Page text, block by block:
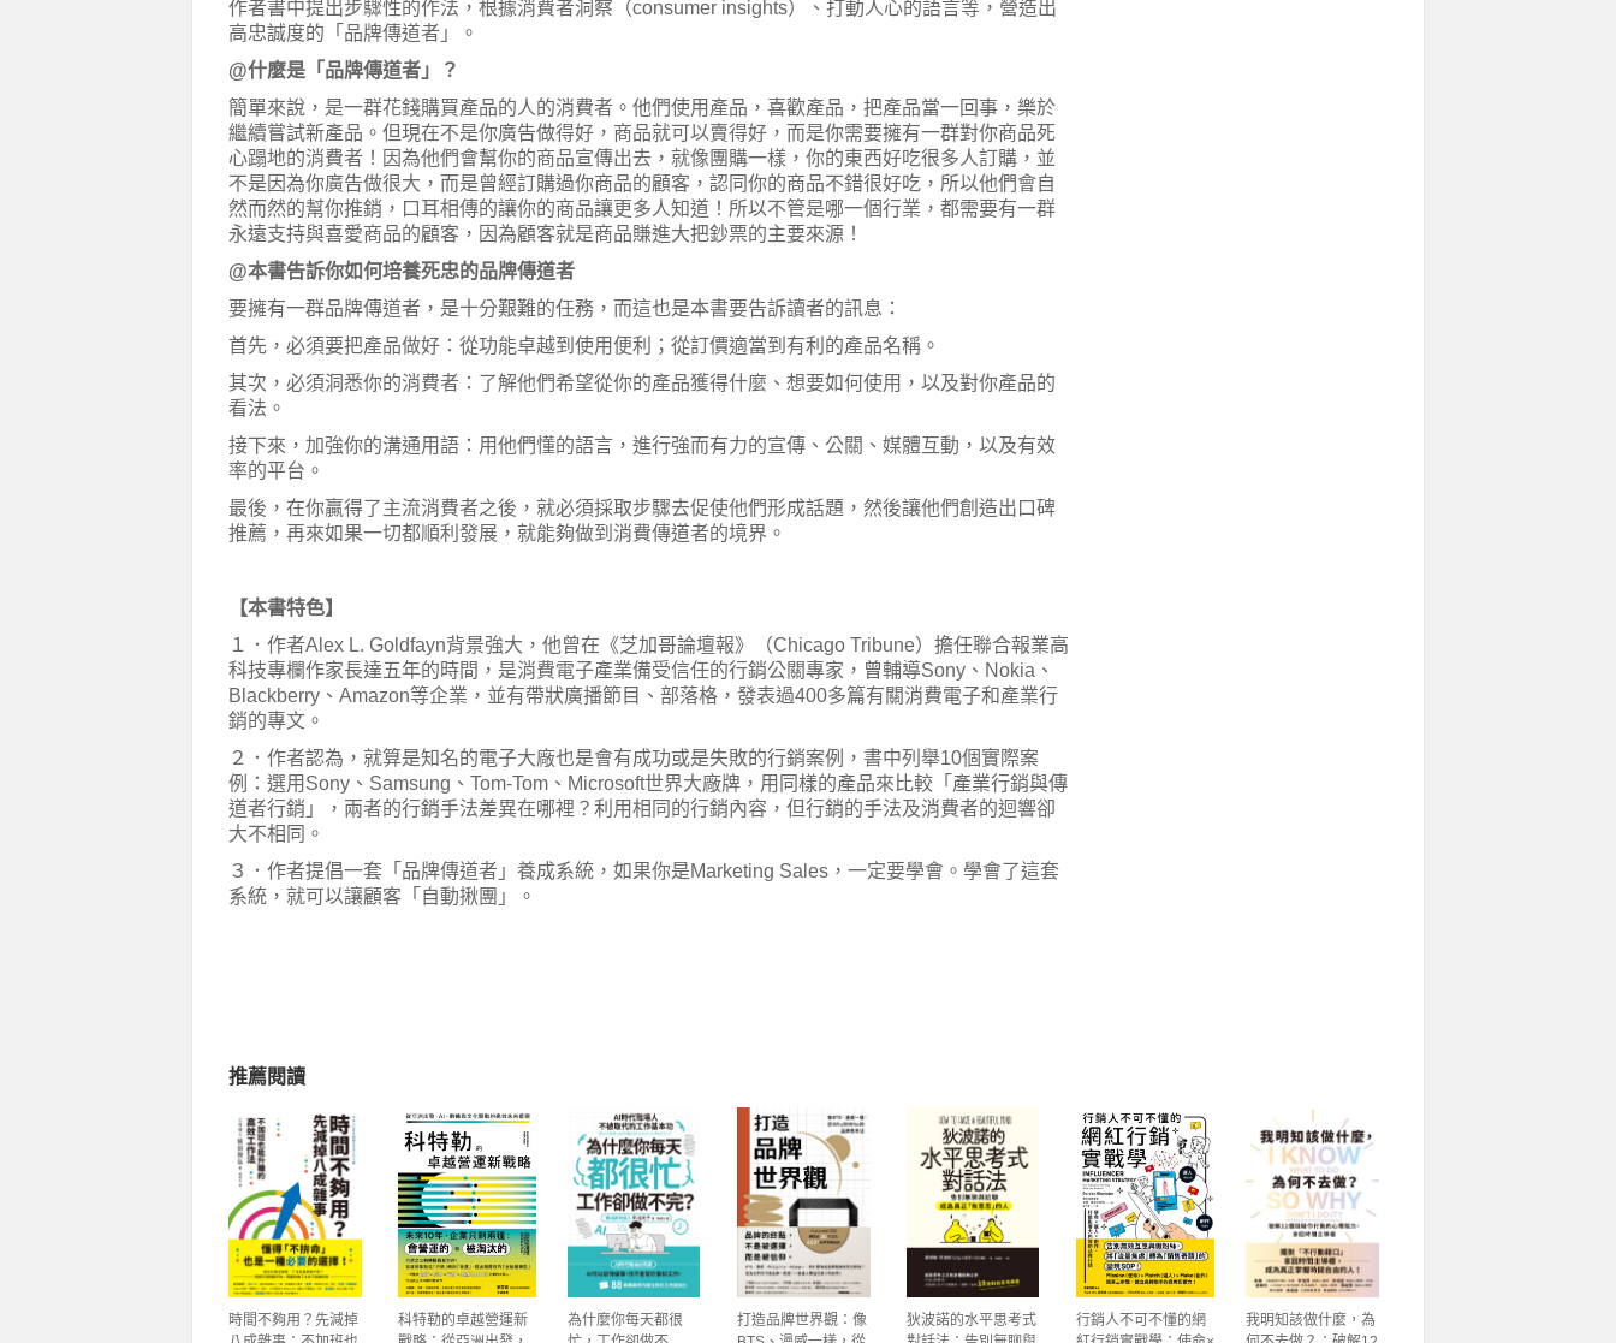
作者書中提出步驟性的作法，根據消費者洞察（consumer insights）、打動人心的語言等，營造出
高忠誠度的「品牌傳道者」。
@什麼是「品牌傳道者」？
簡單來說，是一群花錢購買產品的人的消費者。他們使用產品，喜歡產品，把產品當一回事，樂於
繼續嘗試新產品。但現在不是你廣告做得好，商品就可以賣得好，而是你需要擁有一群對你商品死
心蹋地的消費者！因為他們會幫你的商品宣傳出去，就像團購一樣，你的東西好吃很多人訂購，並
不是因為你廣告做很大，而是曾經訂購過你商品的顧客，認同你的商品不錯很好吃，所以他們會自
然而然的幫你推銷，口耳相傳的讓你的商品讓更多人知道！所以不管是哪一個行業，都需要有一群
永遠支持與喜愛商品的顧客，因為顧客就是商品賺進大把鈔票的主要來源！
@本書告訴你如何培養死忠的品牌傳道者
要擁有一群品牌傳道者，是十分艱難的任務，而這也是本書要告訴讀者的訊息：
首先，必須要把產品做好：從功能卓越到使用便利；從訂價適當到有利的產品名稱。
其次，必須洞悉你的消費者：了解他們希望從你的產品獲得什麼、想要如何使用，以及對你產品的
看法。
接下來，加強你的溝通用語：用他們懂的語言，進行強而有力的宣傳、公關、媒體互動，以及有效
率的平台。
最後，在你贏得了主流消費者之後，就必須採取步驟去促使他們形成話題，然後讓他們創造出口碑
推薦，再來如果一切都順利發展，就能夠做到消費傳道者的境界。
【本書特色】
１．作者Alex L. Goldfayn背景強大，他曾在《芝加哥論壇報》（Chicago Tribune）擔任聯合報業高
科技專欄作家長達五年的時間，是消費電子產業備受信任的行銷公關專家，曾輔導Sony、Nokia、
Blackberry、Amazon等企業，並有帶狀廣播節目、部落格，發表過400多篇有關消費電子和產業行
銷的專文。
２．作者認為，就算是知名的電子大廠也是會有成功或是失敗的行銷案例，書中列舉10個實際案
例：選用Sony、Samsung、Tom-Tom、Microsoft世界大廠牌，用同樣的產品來比較「產業行銷與傳
道者行銷」，兩者的行銷手法差異在哪裡？利用相同的行銷內容，但行銷的手法及消費者的迴響卻
大不相同。
３．作者提倡一套「品牌傳道者」養成系統，如果你是Marketing Sales，一定要學會。學會了這套
系統，就可以讓顧客「自動揪團」。
推薦閱讀
時間不夠用？先減掉
科特勒的卓越營運新
為什麼你每天都很
打造品牌世界觀：像
狄波諾的水平思考式
行銷人不可不懂的網
我明知該做什麼，為